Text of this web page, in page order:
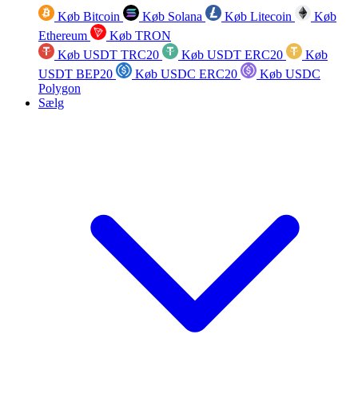
Køb Bitcoin Køb Solana Køb Litecoin
Køb
Ethereum
Køb TRON
Køb USDT TRC20
Køb USDT ERC20
Køb
USDT BEP20
Køb USDC ERC20
Køb USDC
Polygon
Sælg